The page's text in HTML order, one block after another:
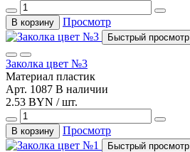
В корзину Просмотр
Быстрый просмотр
Заколка цвет №3
Материал пластик
Арт. 1087 В наличии
2.53 BYN / шт.
В корзину Просмотр
Быстрый просмотр